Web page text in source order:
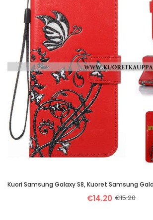
€14.20 €15.20